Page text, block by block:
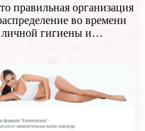
правильная организация
во времени
личной гигиены и…